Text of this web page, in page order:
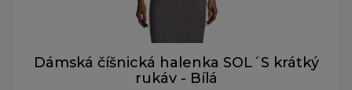
Dámská číšnická halenka SOL´S krátký
rukáv - Bílá